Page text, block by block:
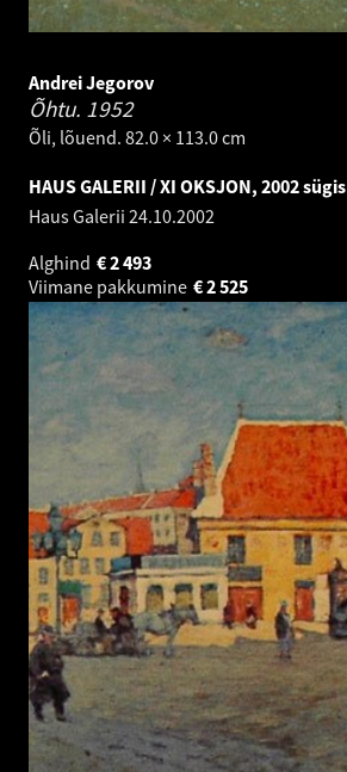
Andrei Jegorov
Õhtu. 1952
Õli, lõuend. 82.0 × 113.0 cm
HAUS GALERII / XI OKSJON, 2002 sügis
Haus Galerii 24.10.2002
Alghind
2 493
€
Viimane pakkumine
2 525
€